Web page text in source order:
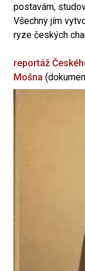
postavám,
Všechny jím
ryze českých
reportáž
Mošna